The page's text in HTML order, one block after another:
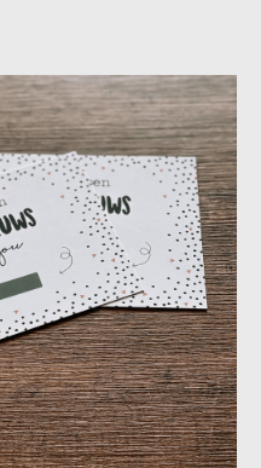
Items